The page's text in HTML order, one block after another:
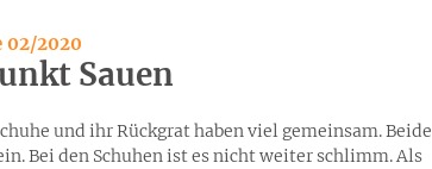
02/2020
Sauen
und ihr Rückgrat haben viel gemeinsam. Beide
Bei den Schuhen ist es nicht weiter schlimm. Als